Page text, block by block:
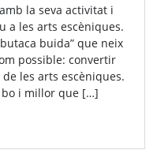
la seva activitat i
a les arts escèniques.
buida” que neix
possible: convertir
les arts escèniques.
bo i millor que […]